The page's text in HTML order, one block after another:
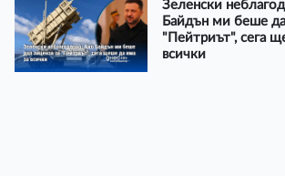
Зеленски
Байдън ми беше
"Пейтриът", сега
всички